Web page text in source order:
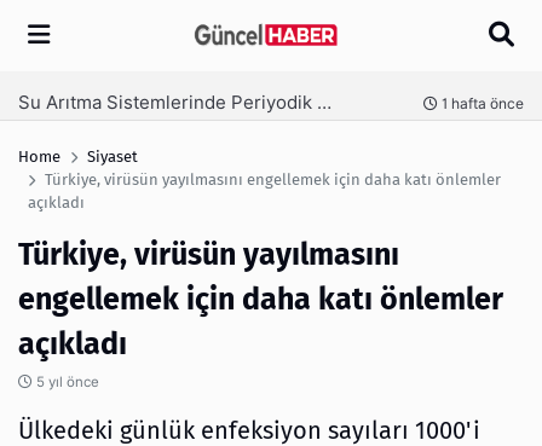
Arama
Ambalaj Süreçlerinde Yeni Nesil Verimliliği Olimpack ile Yakalayın 3 hafta önce
Home
Siyaset
Türkiye, virüsün yayılmasını engellemek için daha katı önlemler
açıkladı
Türkiye, virüsün yayılmasını
engellemek için daha katı önlemler
açıkladı
5 yıl önce
Ülkedeki günlük enfeksiyon sayıları 1000'i